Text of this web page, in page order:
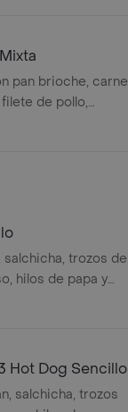
pan brioche, carne
de pollo,
tocineta,
trozos de
hilos de papa y
Hot Dog Sencillo
salchicha, trozos